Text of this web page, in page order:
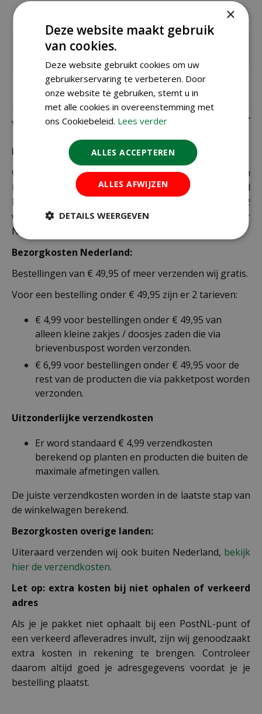
maart t/m juni, juli t/m oktober
Voldoende 50 planten
Verzending
Bezorging:
Om uw bestelling goed en veilig bij u thuis te laten
bezorgen maken wij gebruik van PostNL. De levertijd
bedraagt doorgaans tussen de 1 en 2
werkdagen. Deze bezorgtijd geldt zowel voor
Nederland als België.
Bezorgkosten Nederland:
Bestellingen van € 49,95 of meer verzenden wij gratis.
Voor een bestelling onder € 49,95 zijn er 2 tarieven:
€ 4,99 voor bestellingen onder € 49,95 van
alleen kleine zakjes / doosjes zaden die via
brievenbuspost worden verzonden.
€ 6,99 voor bestellingen onder € 49,95 voor de
rest van de producten die via pakketpost worden
verzonden.
Uitzonderlijke verzendkosten
Er word standaard € 4,99 verzendkosten
berekend op planten en producten die buiten de
maximale afmetingen vallen.
De juiste verzendkosten worden in de laatste stap van
de winkelwagen berekend.
Bezorgkosten overige landen:
Uiteraard verzenden wij ook buiten Nederland, bekijk
hier de verzendkosten.
Let op: extra kosten bij niet ophalen of verkeerd
adres
Als je je pakket niet ophaalt bij een PostNL-punt of
een verkeerd afleveradres invult, zijn wij genoodzaakt
extra kosten in rekening te brengen. Controleer
daarom altijd goed je adresgegevens voordat je je
bestelling plaatst.
×
Deze website maakt gebruik
van cookies.
Deze website gebruikt cookies om uw
gebruikerservaring te verbeteren. Door
onze website te gebruiken, stemt u in
met alle cookies in overeenstemming met
ons Cookiebeleid. Lees verder
ALLES ACCEPTEREN
ALLES AFWIJZEN
DETAILS WEERGEVEN